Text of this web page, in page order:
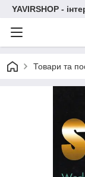
YAVIRSHOP -
Товари та